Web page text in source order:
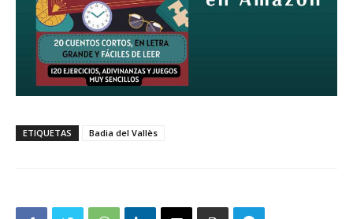
ETIQUETAS Badia del Vallès